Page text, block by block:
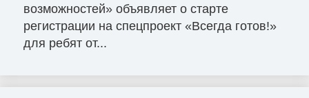
возможностей» объявляет о старте
регистрации на спецпроект «Всегда готов!»
для ребят от...